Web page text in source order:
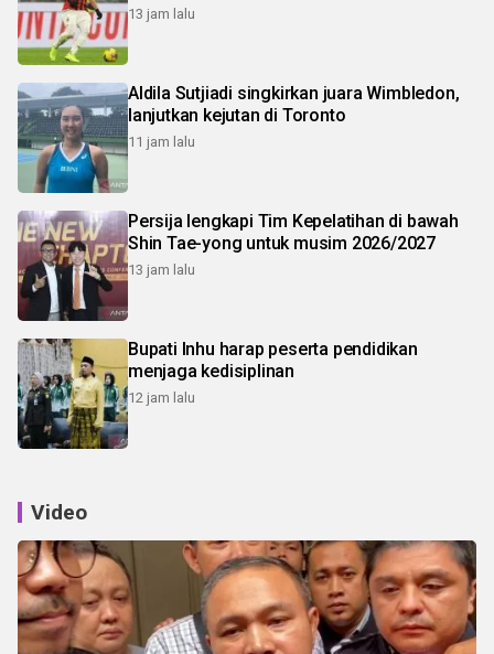
13 jam lalu
Aldila Sutjiadi singkirkan juara Wimbledon,
lanjutkan kejutan di Toronto
11 jam lalu
Persija lengkapi Tim Kepelatihan di bawah
Shin Tae-yong untuk musim 2026/2027
13 jam lalu
Bupati Inhu harap peserta pendidikan
menjaga kedisiplinan
12 jam lalu
Video